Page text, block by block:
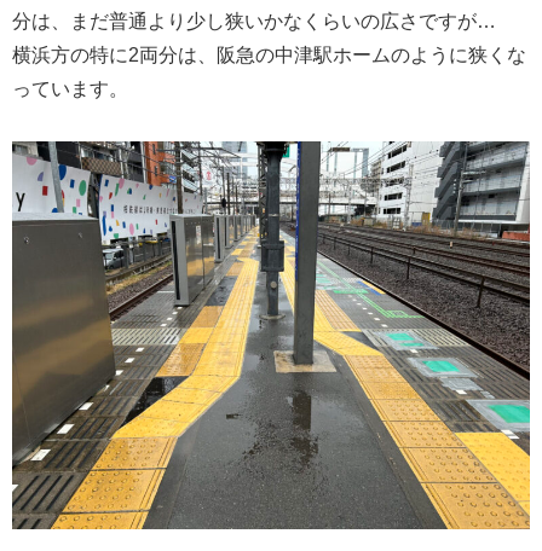
分は、まだ普通より少し狭いかなくらいの広さですが…
横浜方の特に2両分は、阪急の中津駅ホームのように狭くな
っています。